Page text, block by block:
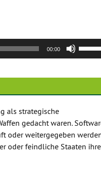
00:00
um
als strategische
gedacht waren.
oder weitergegeben
oder feindliche Staaten ihre